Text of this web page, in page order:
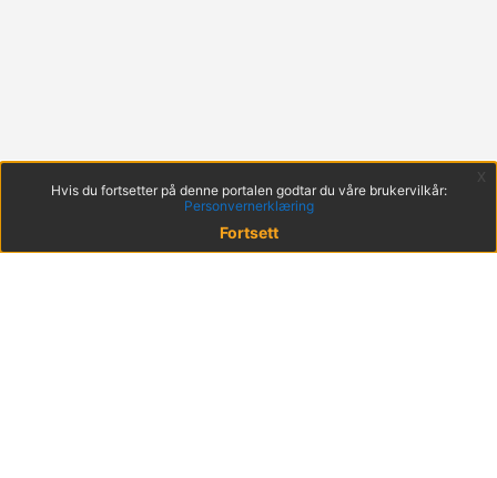
Hvis du fortsetter på denne portalen godtar du våre brukervilkår:
Personvernerklæring
Fortsett
x